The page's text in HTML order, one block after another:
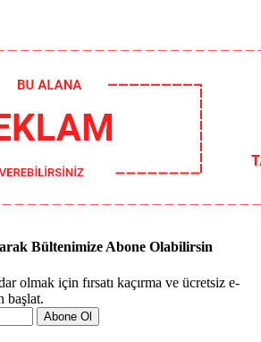
Bültenimize Abone Olabilirsin
olmak için fırsatı kaçırma ve ücretsiz e-
başlat.
Abone Ol